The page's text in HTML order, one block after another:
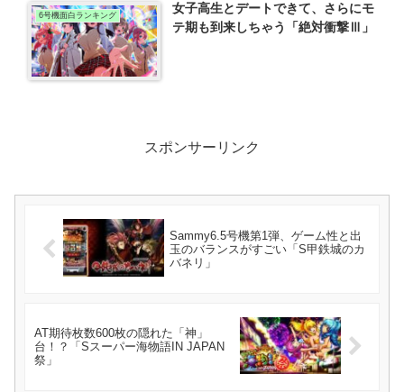
6号機面白ランキング
女子高生とデートできて、さらにモ
テ期も到来しちゃう「絶対衝撃Ⅲ」
スポンサーリンク
Sammy6.5号機第1弾、ゲーム性と出
玉のバランスがすごい「S甲鉄城のカ
バネリ」
AT期待枚数600枚の隠れた「神」
台！？「Sスーパー海物語IN JAPAN
祭」